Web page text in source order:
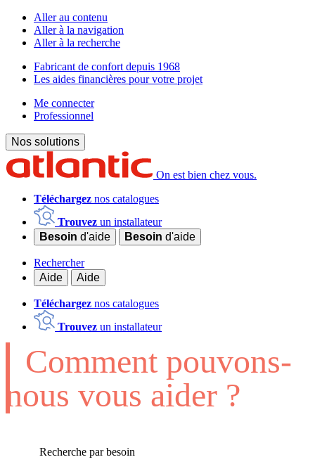
Aller au contenu
Aller à la navigation
Aller à la recherche
Fabricant de confort depuis 1968
Les aides financières pour votre projet
Me connecter
Professionnel
Nos solutions
On est bien chez vous.
Téléchargez nos catalogues
Trouvez un installateur
Besoin d'aide Besoin d'aide
Rechercher
Aide
Aide
Téléchargez nos catalogues
Trouvez un installateur
Comment pouvons-
nous vous aider ?
Recherche par besoin